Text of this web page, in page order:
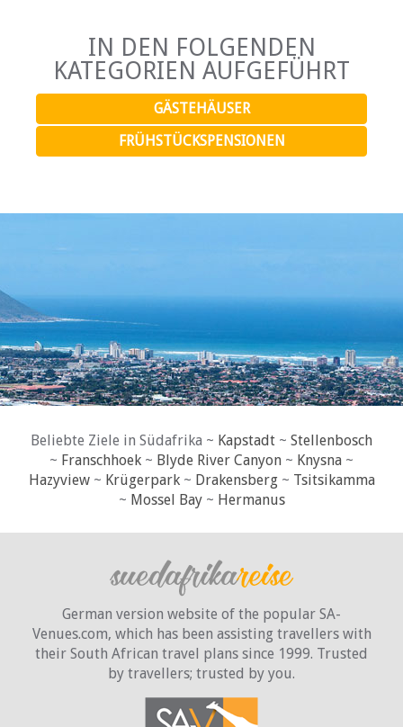
IN DEN FOLGENDEN
KATEGORIEN AUFGEFÜHRT
GÄSTEHÄUSER
FRÜHSTÜCKSPENSIONEN
Beliebte Ziele in Südafrika ~ Kapstadt ~ Stellenbosch
~ Franschhoek ~ Blyde River Canyon ~ Knysna ~
Hazyview~ Krügerpark~ Drakensberg~ Tsitsikamma
~ Mossel Bay~ Hermanus
German version website of the popular SA-
Venues.com, which has been assisting travellers with
their South African travel plans since 1999. Trusted
by travellers; trusted by you.